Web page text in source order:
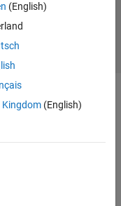
(English)
Kingdom(English)